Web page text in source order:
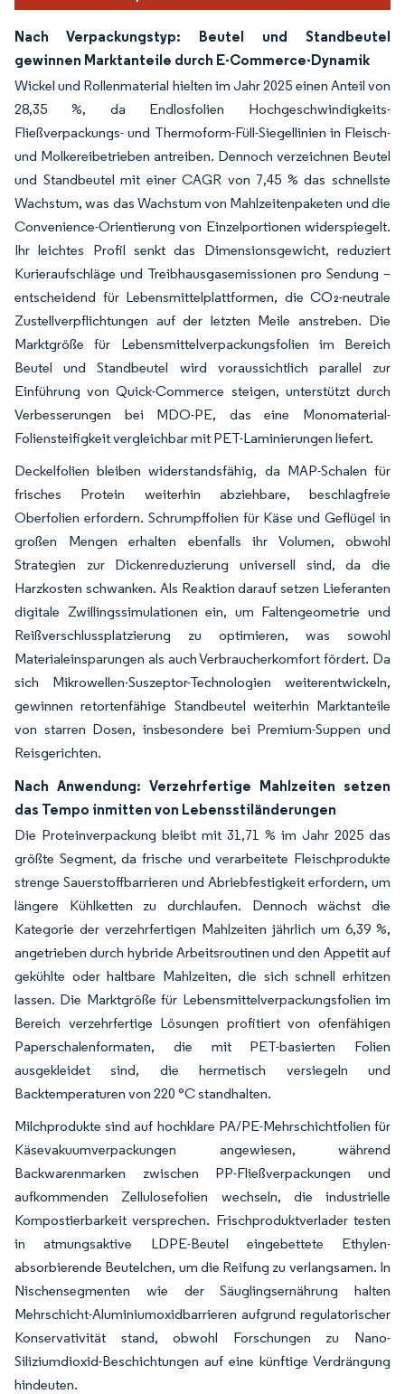
Nach Verpackungstyp: Beutel und Standbeutel
gewinnen Marktanteile durch E-Commerce-Dynamik
Wickel und Rollenmaterial hielten im Jahr 2025 einen Anteil von
28,35 %, da Endlosfolien Hochgeschwindigkeits-
Fließverpackungs- und Thermoform-Füll-Siegellinien in Fleisch-
und Molkereibetrieben antreiben. Dennoch verzeichnen Beutel
und Standbeutel mit einer CAGR von 7,45 % das schnellste
Wachstum, was das Wachstum von Mahlzeitenpaketen und die
Convenience-Orientierung von Einzelportionen widerspiegelt.
Ihr leichtes Profil senkt das Dimensionsgewicht, reduziert
Kurieraufschläge und Treibhausgasemissionen pro Sendung –
entscheidend für Lebensmittelplattformen, die CO₂-neutrale
Zustellverpflichtungen auf der letzten Meile anstreben. Die
Marktgröße für Lebensmittelverpackungsfolien im Bereich
Beutel und Standbeutel wird voraussichtlich parallel zur
Einführung von Quick-Commerce steigen, unterstützt durch
Verbesserungen bei MDO-PE, das eine Monomaterial-
Foliensteifigkeit vergleichbar mit PET-Laminierungen liefert.
Deckelfolien bleiben widerstandsfähig, da MAP-Schalen für
frisches Protein weiterhin abziehbare, beschlagfreie
Oberfolien erfordern. Schrumpffolien für Käse und Geflügel in
großen Mengen erhalten ebenfalls ihr Volumen, obwohl
Strategien zur Dickenreduzierung universell sind, da die
Harzkosten schwanken. Als Reaktion darauf setzen Lieferanten
digitale Zwillingssimulationen ein, um Faltengeometrie und
Reißverschlussplatzierung zu optimieren, was sowohl
Materialeinsparungen als auch Verbraucherkomfort fördert. Da
sich Mikrowellen-Suszeptor-Technologien weiterentwickeln,
gewinnen retortenfähige Standbeutel weiterhin Marktanteile
von starren Dosen, insbesondere bei Premium-Suppen und
Reisgerichten.
Nach Anwendung: Verzehrfertige Mahlzeiten setzen
das Tempo inmitten von Lebensstiländerungen
Die Proteinverpackung bleibt mit 31,71 % im Jahr 2025 das
größte Segment, da frische und verarbeitete Fleischprodukte
strenge Sauerstoffbarrieren und Abriebfestigkeit erfordern, um
längere Kühlketten zu durchlaufen. Dennoch wächst die
Kategorie der verzehrfertigen Mahlzeiten jährlich um 6,39 %,
angetrieben durch hybride Arbeitsroutinen und den Appetit auf
gekühlte oder haltbare Mahlzeiten, die sich schnell erhitzen
lassen. Die Marktgröße für Lebensmittelverpackungsfolien im
Bereich verzehrfertige Lösungen profitiert von ofenfähigen
Paperschalenformaten, die mit PET-basierten Folien
ausgekleidet sind, die hermetisch versiegeln und
Backtemperaturen von 220 °C standhalten.
Milchprodukte sind auf hochklare PA/PE-Mehrschichtfolien für
Käsevakuumverpackungen angewiesen, während
Backwarenmarken zwischen PP-Fließverpackungen und
aufkommenden Zellulosefolien wechseln, die industrielle
Kompostierbarkeit versprechen. Frischproduktverlader testen
in atmungsaktive LDPE-Beutel eingebettete Ethylen-
absorbierende Beutelchen, um die Reifung zu verlangsamen. In
Nischensegmenten wie der Säuglingsernährung halten
Mehrschicht-Aluminiumoxidbarrieren aufgrund regulatorischer
Konservativität stand, obwohl Forschungen zu Nano-
Siliziumdioxid-Beschichtungen auf eine künftige Verdrängung
hindeuten.